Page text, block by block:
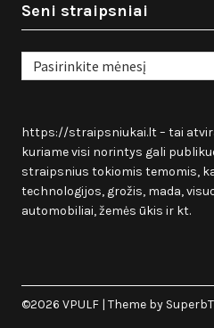
Seni straipsniai
Seni
straipsniai
https://straipsniukai.lt– tai
kuriame visi norintys gali
straipsnius tokiomis temomis,
technologijos, grožis, mada,
automobiliai, žemės ūkis ir kt.
©2026 VPULF | Theme by